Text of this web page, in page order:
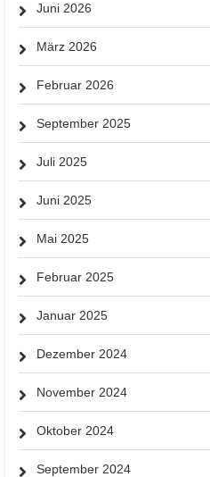
Juni 2026
März 2026
Februar 2026
September 2025
Juli 2025
Juni 2025
Mai 2025
Februar 2025
Januar 2025
Dezember 2024
November 2024
Oktober 2024
September 2024